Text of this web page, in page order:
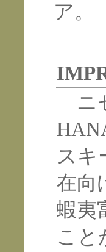
ア。
ニ
スキ
在向
蝦夷
こと